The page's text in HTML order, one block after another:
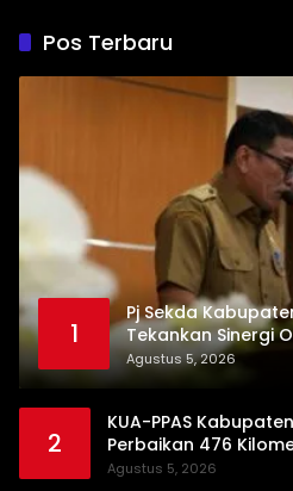
Pos Terbaru
1
Pj Sekda
Tekankan Sinergi
Pembangunan
Agustus 5, 2026
2
KUA-PPAS
Perbaikan 476
Prioritas
Agustus 5, 2026